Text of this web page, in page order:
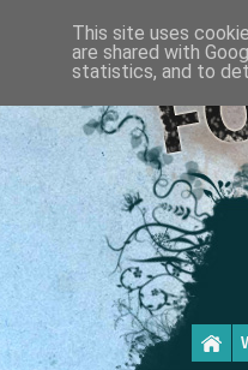
This site uses
are shared with
statistics, and to